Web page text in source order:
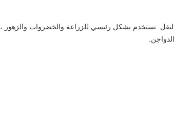
تستخدم بشكل رئيسي للزراعة والخضروات والزهور ،